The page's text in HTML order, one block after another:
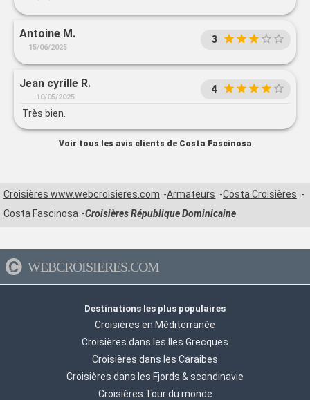
Antoine M.
15/06/2025
3
Jean cyrille R.
10/05/2025
4
Très bien.
Voir tous les avis clients de Costa Fascinosa
Croisières www.webcroisieres.com Armateurs
Costa Croisières
Costa Fascinosa
Croisières République Dominicaine
WEBCROISIERES.COM
Destinations les plus populaires
Croisières en Méditerranée
Croisières dans les Iles Grecques
Croisières dans les Caraibes
Croisières dans les Fjords & scandinavie
Croisières Tour du monde